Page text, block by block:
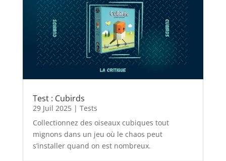
Test : Cubirds
29 Juil 2025| Tests
Collectionnez des oiseaux cubiques tout
mignons dans un jeu où le chaos peut
s’installer quand on est nombreux.